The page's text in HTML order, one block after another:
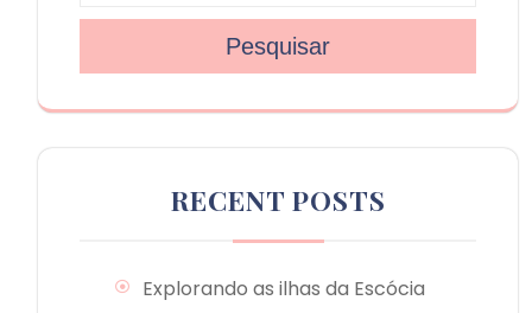
Pesquisar
RECENT POSTS
Explorando as ilhas da Escócia